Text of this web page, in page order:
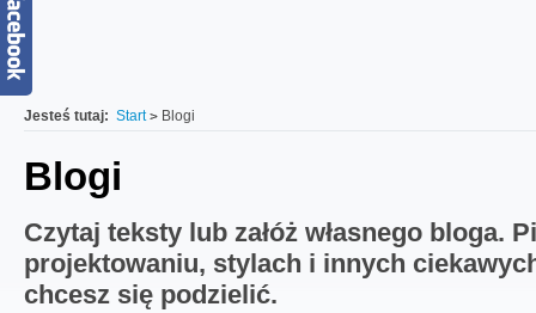
Jesteś tutaj: Start Blogi
Blogi
Czytaj teksty lub załóż własnego bloga.
projektowaniu, stylach i innych
chcesz się podzielić.